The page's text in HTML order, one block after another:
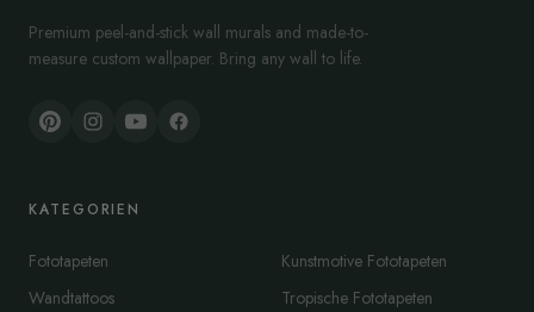
Premium peel-and-stick wall murals and made-to-
measure custom wallpaper. Bring any wall to life.
KATEGORIEN
Fototapeten
Wandtattoos
Kunstmotive Fototapeten
Tropische Fototapeten